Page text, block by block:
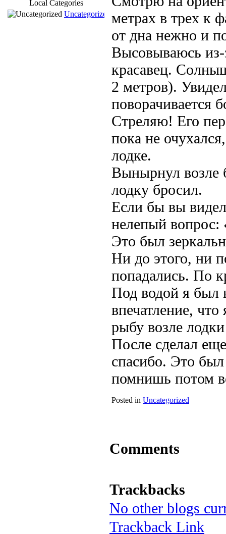
метрах в трех к
от дна нежно и
Высовываюсь из-
красавец.
2 метров).
поворачивается
Стреляю! Его
пока не
лодке.
Вынырнул возле
лодку бросил.
Если бы вы
нелепый вопрос:
Это был
Ни до этого, ни
попадались. По
Под водой я был
впечатление, что
рыбу возле
После сделал
спасибо. Это
помнишь потом
Posted in Uncategorized
Comments
Trackbacks
No other blogs
Trackback Link
Local Categories
Uncategorized